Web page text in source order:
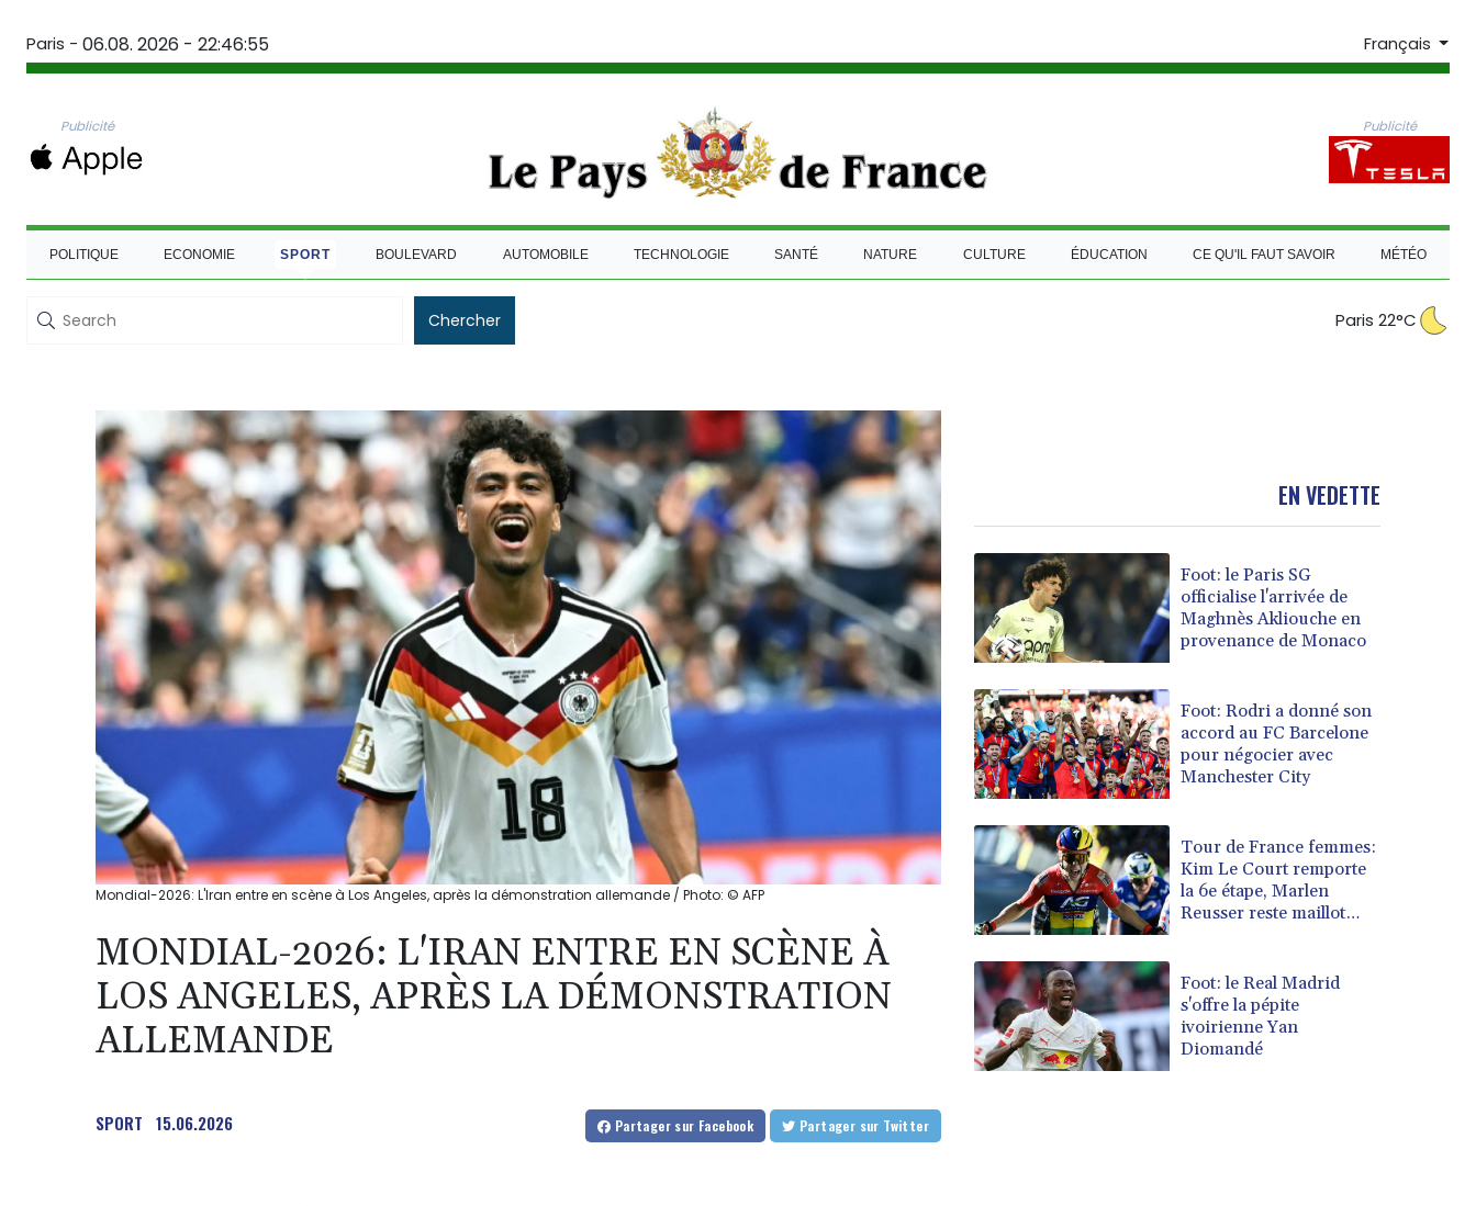
Paris - 06.08. 2026 - 22:46:56 Français
Publicité Publicité
POLITIQUE ECONOMIE SPORT BOULEVARD AUTOMOBILE TECHNOLOGIE SANTÉ NATURE CULTURE ÉDUCATION CE QU'IL FAUT SAVOIR MÉTÉO
Chercher Paris 22°C
Mondial-2026: L'Iran entre en scène à Los Angeles, après la démonstration allemande / Photo: © AFP
MONDIAL-2026: L'IRAN ENTRE EN SCÈNE À
LOS ANGELES, APRÈS LA DÉMONSTRATION
ALLEMANDE
SPORT 15.06.2026 Partager sur Facebook Partager sur Twitter
EN VEDETTE
Foot: le Paris SG
officialise l'arrivée de
Maghnès Akliouche en
provenance de Monaco
Foot: Rodri a donné son
accord au FC Barcelone
pour négocier avec
Manchester City
Tour de France femmes:
Kim Le Court remporte
la 6e étape, Marlen
Reusser reste maillot
Foot: le Real Madrid
s'offre la pépite
ivoirienne Yan
Diomandé